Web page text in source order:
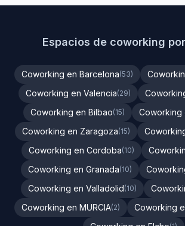
Espacios de coworking
Coworking en Barcelona(53)
Coworking en Valencia(29)
Coworking en Bilbao(15) Coworking
Coworking en Zaragoza(15)
Coworking en Cordoba(10)
Coworking en Granada(10)
Coworking en Valladolid(10)
Coworking en MURCIA(2) Coworking